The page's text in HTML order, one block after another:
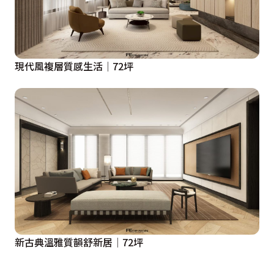
現代風複層質感生活│72坪
新古典溫雅質韻舒新居│72坪